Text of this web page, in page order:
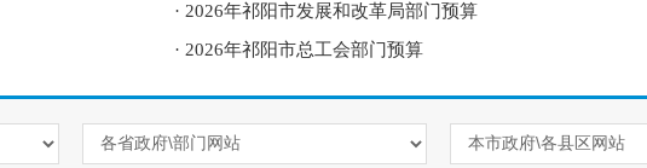
· 2026年祁阳市发展和改革局部门预算
· 2026年祁阳市总工会部门预算